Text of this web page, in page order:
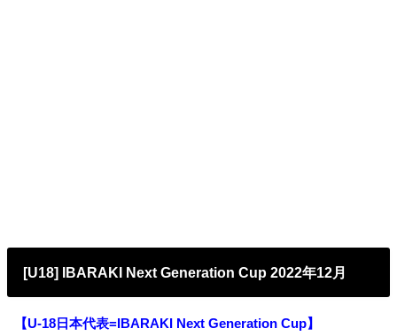
[U18] IBARAKI Next Generation Cup 2022年12月
【U-18日本代表=IBARAKI Next Generation Cup】